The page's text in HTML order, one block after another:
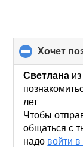
хочет
Светлана
лет
Чтобы
общаться с
надо войти в